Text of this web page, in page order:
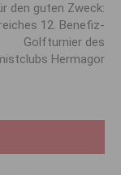
den guten Zweck:
12. Benefiz-
Golfturnier des
Hermagor